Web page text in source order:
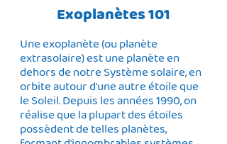
Exoplanètes 101
Une exoplanète (ou planète
extrasolaire) est une planète en
dehors de notre Système solaire, en
orbite autour d'une autre étoile que
le Soleil. Depuis les années 1990, on
réalise que la plupart des étoiles
possèdent de telles planètes,